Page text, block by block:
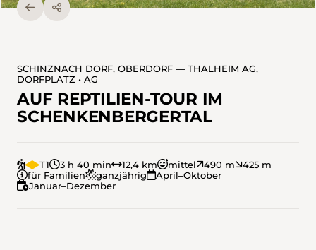
SCHINZNACH DORF, OBERDORF — THALHEIM AG,
DORFPLATZ • AG
AUF REPTILIEN-TOUR IM
SCHENKENBERGERTAL
T1 3 h 40 min 12,4 km mittel 490 m
425 m
für Familien
ganzjährig
April–Oktober
Januar–Dezember